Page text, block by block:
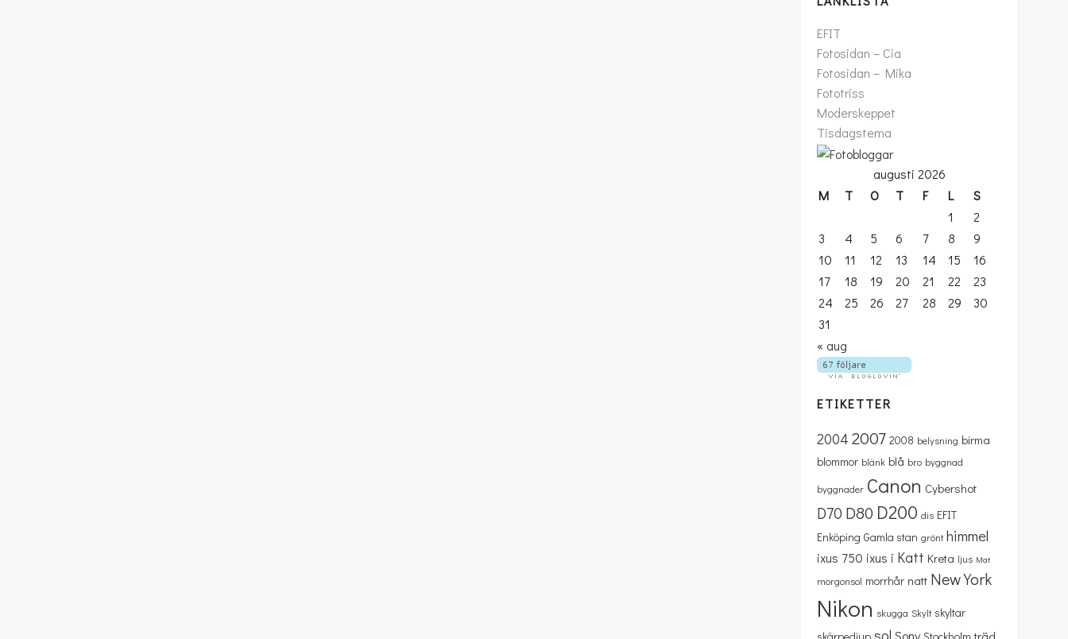
EFIT
Fotosidan – Cia
Fotosidan – Mika
Fototriss
Moderskeppet
Tisdagstema
augusti 2026
M
T O T F L
S
1
2
3
4 5 6 7 8
9
10
11 12 13 14 15
16
17
18 19 20 21 22
23
24
25 26 27 28 29
30
31
« aug
ETIKETTER
2004 2007 2008 belysning birma
blommor blänk blå bro byggnad
byggnader Canon Cybershot
D70 D80 D200 dis EFIT
Enköping Gamla stan grönt himmel
ixus 750 ixus i Katt Kreta ljus Mat
morgonsol morrhår natt New York
Nikon skugga Skylt skyltar
sol Sony träd